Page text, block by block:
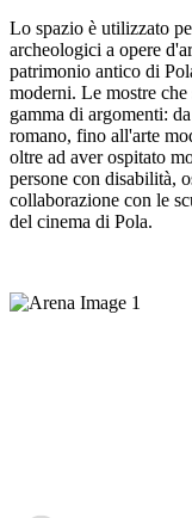
Lo spazio è utilizzato
archeologici a opere
patrimonio antico di
moderni. Le mostre
gamma di argomenti:
romano, fino all'arte
oltre ad aver ospitato
persone con disabilità,
collaborazione con le
del cinema di Pola.